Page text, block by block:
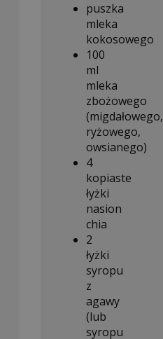
puszka
mleka
kokosowego
100
ml
mleka
zbożowego
(migdałowego,
ryżowego,
owsianego)
4
kopiaste
łyżki
nasion
chia
2
łyżki
syropu
z
agawy
(lub
syropu